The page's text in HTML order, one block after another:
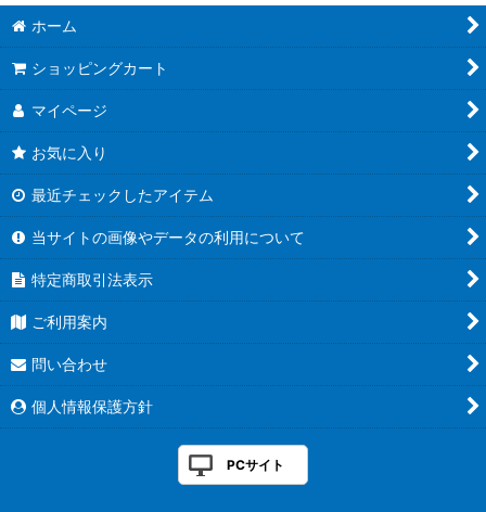
ホーム
ショッピングカート
マイページ
お気に入り
最近チェックしたアイテム
当サイトの画像やデータの利用について
特定商取引法表示
ご利用案内
問い合わせ
個人情報保護方針
PCサイト